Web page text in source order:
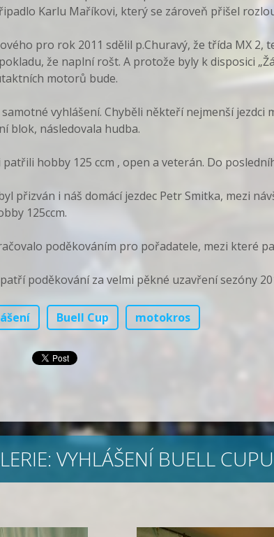
Karlu Maříkovi, který se zároveň přišel
pro rok 2011 sdělil p.Churavý, že třída MX 2,
že naplní rošt. A protože byly k disposici
motorů bude.
vyhlášení. Chyběli někteří nejmenší jezdci
blok, následovala hudba.
hobby 125 ccm , open a veterán. Do
přizván i náš domácí jezdec Petr Smitka, mezi
125ccm.
poděkováním pro pořadatele, mezi které
poděkování za velmi pěkné uzavření sezóny
Buell Cup motokros
VYHLÁŠENÍ BUELL